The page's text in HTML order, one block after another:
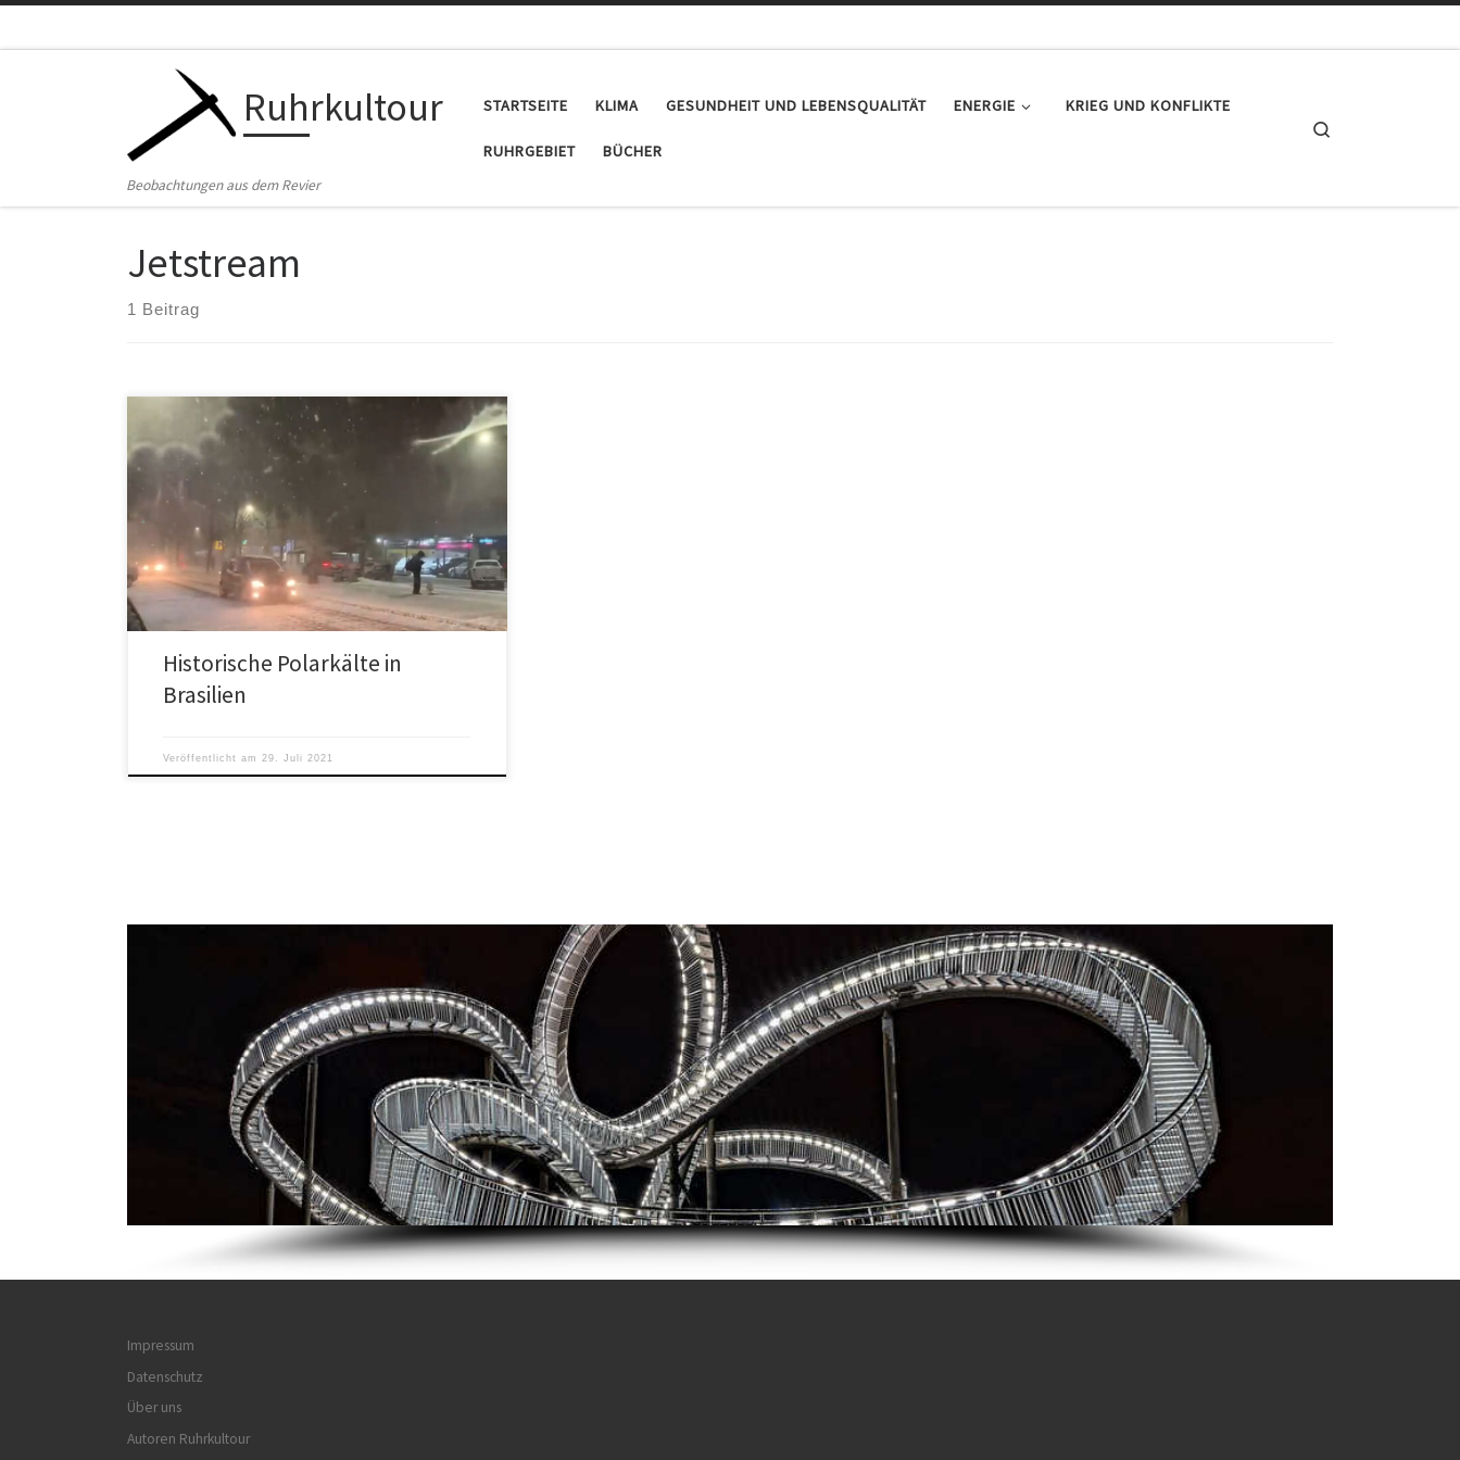
Ruhrkultour
Beobachtungen aus dem Revier
STARTSEITE KLIMA GESUNDHEIT UND LEBENSQUALITÄT ENERGIE KRIEG UND KONFLIKTE
RUHRGEBIET BÜCHER
Jetstream
1 Beitrag
Südamerika wurde in den letzten Monaten von
extremer Polarkälte heimgesucht. Frost schädigte
unter anderem die Kaffee- und Maisernten.
Historische Polarkälte in
Brasilien
Veröffentlicht am29. Juli 2021
Impressum
Datenschutz
Über uns
Autoren Ruhrkultour